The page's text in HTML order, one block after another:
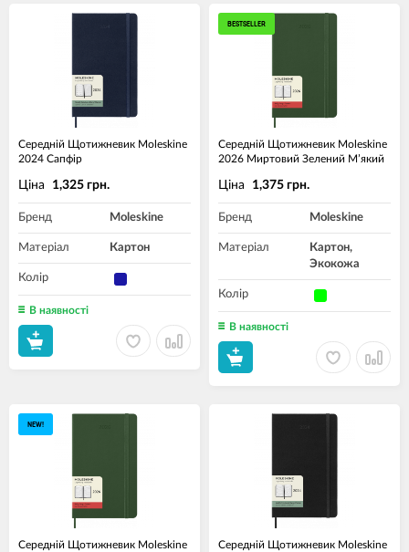
Середній Щотижневик Moleskine
2024 Сапфір
Ціна 1,325 грн.
Бренд Moleskine
Матеріал Картон
Колір
В наявності
BESTSELLER
Середній Щотижневик Moleskine
2026 Миртовий Зелений М’який
Ціна 1,375 грн.
Бренд Moleskine
Матеріал
Картон,
Экокожа
Колір
В наявності
NEW!
Середній Щотижневик Moleskine
Середній Щотижневик Moleskine